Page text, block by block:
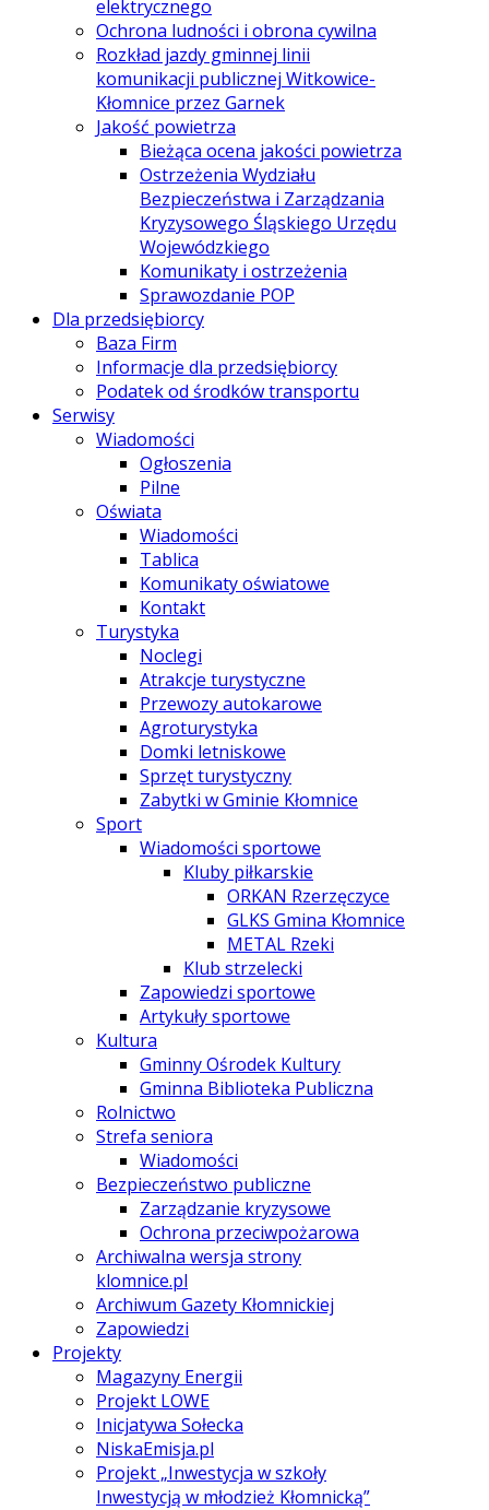
elektrycznego
Ochrona ludności i obrona cywilna
Rozkład jazdy gminnej linii
komunikacji publicznej Witkowice-
Kłomnice przez Garnek
Jakość powietrza
Bieżąca ocena jakości powietrza
Ostrzeżenia Wydziału
Bezpieczeństwa i Zarządzania
Kryzysowego Śląskiego Urzędu
Wojewódzkiego
Komunikaty i ostrzeżenia
Sprawozdanie POP
Dla przedsiębiorcy
Baza Firm
Informacje dla przedsiębiorcy
Podatek od środków transportu
Serwisy
Wiadomości
Ogłoszenia
Pilne
Oświata
Wiadomości
Tablica
Komunikaty oświatowe
Kontakt
Turystyka
Noclegi
Atrakcje turystyczne
Przewozy autokarowe
Agroturystyka
Domki letniskowe
Sprzęt turystyczny
Zabytki w Gminie Kłomnice
Sport
Wiadomości sportowe
Kluby piłkarskie
ORKAN Rzerzęczyce
GLKS Gmina Kłomnice
METAL Rzeki
Klub strzelecki
Zapowiedzi sportowe
Artykuły sportowe
Kultura
Gminny Ośrodek Kultury
Gminna Biblioteka Publiczna
Rolnictwo
Strefa seniora
Wiadomości
Bezpieczeństwo publiczne
Zarządzanie kryzysowe
Ochrona przeciwpożarowa
Archiwalna wersja strony
klomnice.pl
Archiwum Gazety Kłomnickiej
Zapowiedzi
Projekty
Magazyny Energii
Projekt LOWE
Inicjatywa Sołecka
NiskaEmisja.pl
Projekt „Inwestycja w szkoły
Inwestycją w młodzież Kłomnicką”